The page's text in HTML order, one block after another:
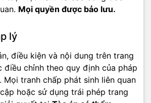
Mọi quyền được bảo lưu.
lý
điều kiện và nội dung trên trang
điều chỉnh theo quy định của pháp
Mọi tranh chấp phát sinh liên quan
hoặc sử dụng trái phép trang